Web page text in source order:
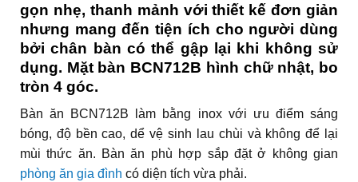
gọn nhẹ, thanh mảnh với thiết kế đơn giản
nhưng mang đến tiện ích cho người dùng
bởi chân bàn có thể gập lại khi không sử
dụng. Mặt bàn BCN712B hình chữ nhật, bo
tròn 4 góc.
Bàn ăn BCN712B làm bằng inox với ưu điểm sáng
bóng, độ bền cao, dể vệ sinh lau chùi và không để lại
mùi thức ăn. Bàn ăn phù hợp sắp đặt ở không gian
phòng ăn gia đình có diện tích vừa phải.